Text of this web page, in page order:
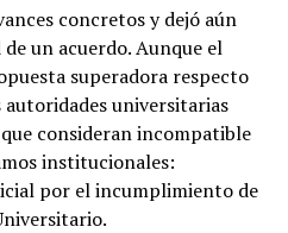
concretos y dejó aún
un acuerdo. Aunque el
superadora respecto
universitarias
consideran incompatible
institucionales:
por el incumplimiento de